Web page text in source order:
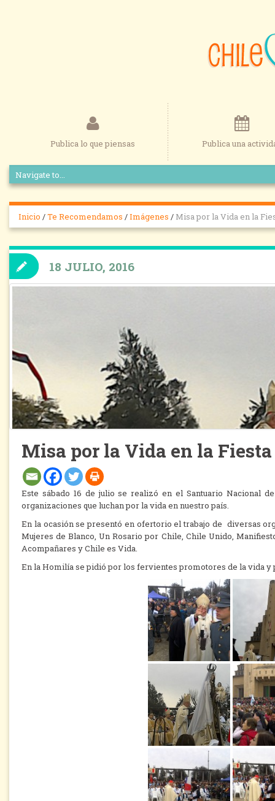
Publica lo que piensas Publica una
Inicio /Te Recomendamos /Imágenes / Misa por la Vida en la
Misa por la Vida en la
Este sábado 16 de julio se realizó en el Santuario Nacional
organizaciones que luchan por la vida en nuestro país.
En la ocasión se presentó en ofertorio el trabajo de diversas
Mujeres de Blanco, Un Rosario por Chile, Chile Unido,
Acompañares y Chile es Vida.
En la Homilía se pidió por los fervientes promotores de la vida y
18 JULIO, 2016